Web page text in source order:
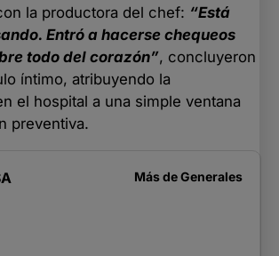
la productora del chef: “Está
Entró a hacerse chequeos
todo del corazón”, concluyeron
íntimo, atribuyendo la
el hospital a una simple ventana
preventiva.
Más deGenerales